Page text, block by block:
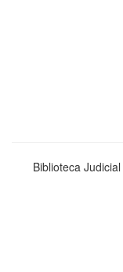
Biblioteca Judicial